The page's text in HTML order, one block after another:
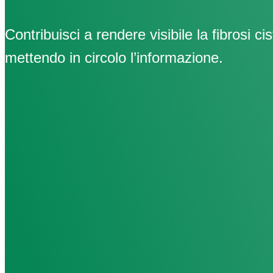
Contribuisci a rendere visibile la fibrosi
mettendo in circolo l’informazione.